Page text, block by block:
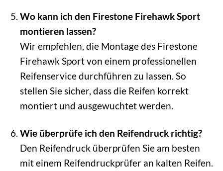
Wo kann ich den Firestone Firehawk Sport
montieren lassen?
Wir empfehlen, die Montage des Firestone
Firehawk Sport von einem professionellen
Reifenservice durchführen zu lassen. So
stellen Sie sicher, dass die Reifen korrekt
montiert und ausgewuchtet werden.
Wie überprüfe ich den Reifendruck richtig?
Den Reifendruck überprüfen Sie am besten
mit einem Reifendruckprüfer an kalten Reifen.